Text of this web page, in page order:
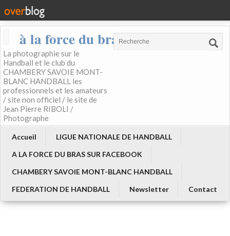
à la force du bras
La photographie sur le
Handball et le club du
CHAMBERY SAVOIE MONT-
BLANC HANDBALL les
professionnels et les amateurs
/ site non officiel / le site de
Jean Pierre RIBOLI /
Photographe
Accueil
LIGUE NATIONALE DE HANDBALL
A LA FORCE DU BRAS SUR FACEBOOK
CHAMBERY SAVOIE MONT-BLANC HANDBALL
FEDERATION DE HANDBALL
Newsletter Contact